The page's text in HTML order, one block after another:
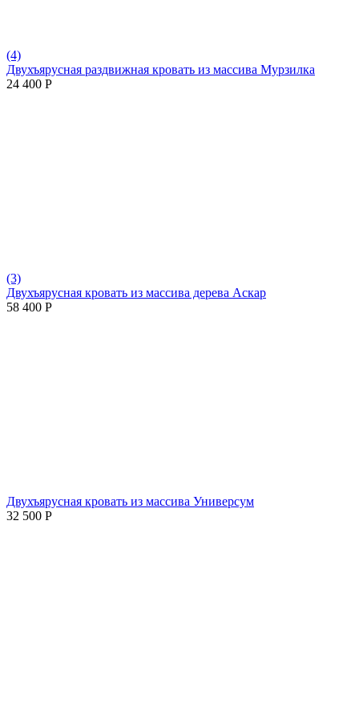
(4)
Двухъярусная раздвижная кровать из массива Мурзилка
24 400 Р
(3)
Двухъярусная кровать из массива дерева Аскар
58 400 Р
Двухъярусная кровать из массива Универсум
32 500 Р